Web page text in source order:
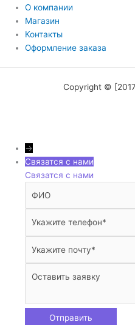
О компании
Магазин
Контакты
Оформление заказа
Copyright ©
→
Связатся с нами
Связатся с нами